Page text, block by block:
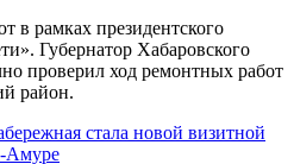
в рамках президентского
Губернатор Хабаровского
проверил ход ремонтных работ
район.